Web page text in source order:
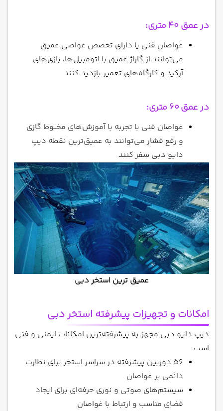
در عمق 40 متری:
غواصان فنی یا دارای تخصص غواصی عمیق
می‌توانند از گاراژ عمیق با اتومبیل‌ها، بازی‌های
آرکید و کارگاه‌های تعمیر بازدید کنند
در عمق 60 متری:
غواصان فنی با تجربه با آموزش‌های مخلوط گازی
و رفع فشار می‌توانند به عمیق‌ترین نقطه دیپ
دایو دبی سفر کنند
عمیق ترین استخر دبی
امکانات و تجهیزات پیشرفته استخر دبی
دیپ دایو دبی مجهز به پیشرفته‌ترین امکانات ایمنی و فنی
است:
56 دوربین پیشرفته در سراسر استخر برای نظارت
دائمی بر غواصان
سیستم‌های صوتی و نوری حرفه‌ای برای ایجاد
فضای مناسب و ارتباط با غواصان